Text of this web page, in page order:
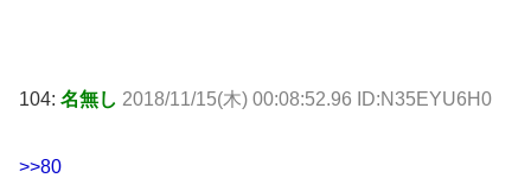
104: 名無し 2018/11/15(木) 00:08:52.96 ID:N35EYU6H0
>>80